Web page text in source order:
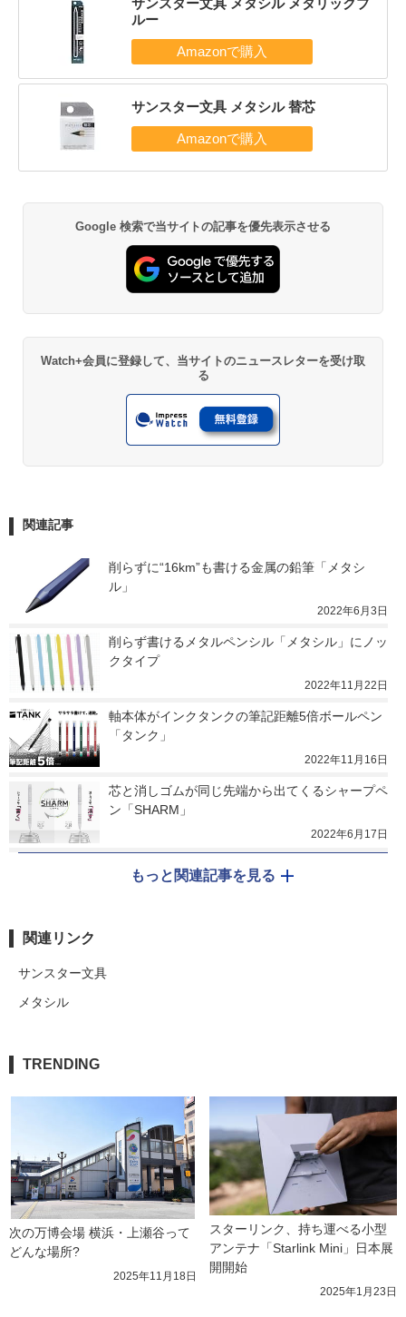
ルー
サンスター文具 メタシル 替芯
Google 検索で当サイトの記事を優先表示させる
Watch+会員に登録して、当サイトのニュースレターを受け取
る
関連記事
削らずに“16km”も書ける金属の鉛筆「メタシ
ル」
2022年6月3日
削らず書けるメタルペンシル「メタシル」にノッ
クタイプ
2022年11月22日
軸本体がインクタンクの筆記距離5倍ボールペン
「タンク」
2022年11月16日
芯と消しゴムが同じ先端から出てくるシャープペ
ン「SHARM」
2022年6月17日
もっと関連記事を見る
関連リンク
サンスター文具
メタシル
TRENDING
次の万博会場 横浜・上瀬谷って
どんな場所?
2025年11月18日
スターリンク、持ち運べる小型
アンテナ「Starlink Mini」日本展
開開始
2025年1月23日